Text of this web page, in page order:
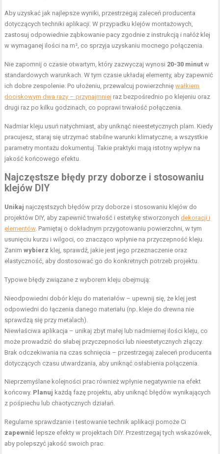
Aby uzyskać jak najlepsze wyniki, przestrzegaj zaleceń producenta
dotyczących techniki aplikacji. W przypadku klejów montażowych,
zastosuj odpowiednie ząbkowanie pacy zgodnie z instrukcją i nałóż klej
w wymaganej ilości na m², co sprzyja uzyskaniu mocnego połączenia.
Nie zapomnij o czasie otwartym, który zazwyczaj wynosi 20-30 minut w
standardowych warunkach. W tym czasie układaj elementy, aby zapewnić
ich dobre zespolenie. Po ułożeniu, przewalcuj powierzchnięwałkiem
dociskowym dwa razy – przynajmniej raz bezpośrednio po klejeniu oraz
drugi raz po kilku godzinach, co poprawi trwałość połączenia.
Nadmiar kleju usuń natychmiast, aby uniknąć nieestetycznych plam. Kiedy
pracujesz, staraj się utrzymać stabilne warunki klimatyczne, a wszystkie
parametry montażu dokumentuj. Takie praktyki mają istotny wpływ na
jakość końcowego efektu.
Najczęstsze błędy przy doborze i stosowaniu
klejów DIY
Unikaj najczęstszych błędów przy doborze i stosowaniu klejów do
projektów DIY, aby zapewnić trwałość i estetykę stworzonychdekoracji i
elementów. Pamiętaj o dokładnym przygotowaniu powierzchni, w tym
usunięciu kurzu i wilgoci, co znacząco wpłynie na przyczepność kleju.
Zanimwybierz klej, sprawdź, jakie jest jego przeznaczenie oraz
elastyczność, aby dostosować go do konkretnych potrzeb projektu.
Typowe błędy związane z wyborem kleju obejmują:
Nieodpowiedni dobór kleju do materiałów – upewnij się, że klej jest
odpowiedni do łączenia danego materiału (np. kleje do drewna nie
sprawdzą się przy metalach).
Niewłaściwa aplikacja – unikaj zbyt małej lub nadmiernej ilości kleju, co
może prowadzić do słabej przyczepności lub nieestetycznych złączy.
Brak odczekiwania na czas schnięcia – przestrzegaj zaleceń producenta
dotyczących czasu utwardzania, aby uniknąć osłabienia połączenia.
Nieprzemyślane kolejności prac również wpłynie negatywnie na efekt
końcowy. Planuj każdą fazę projektu, aby uniknąć błędów wynikających
z pośpiechu lub chaotycznych działań.
Regularne sprawdzanie i testowanie technik aplikacji pomoże Ci
zapewnić lepsze efekty w projektach DIY. Przestrzegaj tych wskazówek,
aby polepszyć jakość swoich prac.